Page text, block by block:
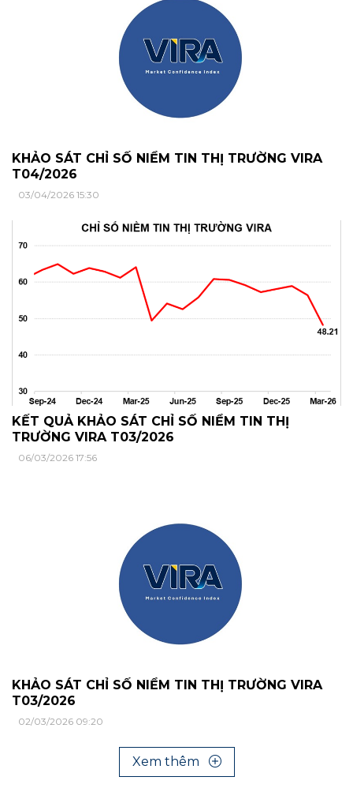
KHẢO SÁT CHỈ SỐ NIỀM TIN THỊ TRƯỜNG VIRA
T04/2026
03/04/2026 15:30
KẾT QUẢ KHẢO SÁT CHỈ SỐ NIỀM TIN THỊ
TRƯỜNG VIRA T03/2026
06/03/2026 17:56
KHẢO SÁT CHỈ SỐ NIỀM TIN THỊ TRƯỜNG VIRA
T03/2026
02/03/2026 09:20
Xem thêm